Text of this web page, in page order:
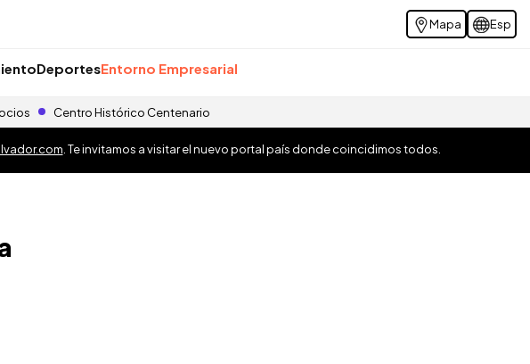
Mapa Esp
DeportesEntorno Empresarial
Centro Histórico Centenario
. Te invitamos a visitar el nuevo portal país donde coincidimos todos.